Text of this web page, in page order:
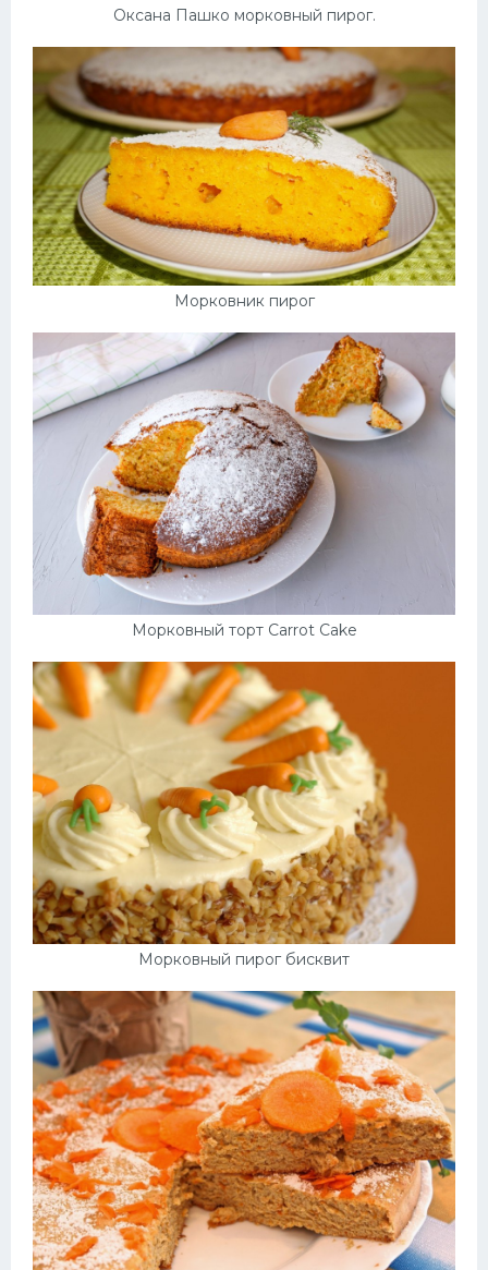
Оксана Пашко морковный пирог.
Морковник пирог
Морковный торт Carrot Cake
Морковный пирог бисквит